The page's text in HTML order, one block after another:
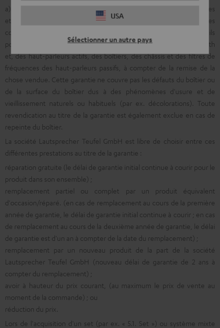
USA
Sélectionner un autre pays
a) Nous vous accordons une garantie de 2 ans pour l'absence de vices
et le bon fonctionnement des appareils électroniques, des
composants électriques et des pièces électriques, des appareils
portables, des casques, des appareils de streaming et/ou Bluetooth
et, des haut-parleurs actifs, des boîtiers, des châssis et des filtres de
fréquences des haut-parleurs passifs, à compter de la remise de la
chose vendue. Cette garantie ne couvre pas les défauts du boîtier ou
de la surface du boîtier dus à des phénomènes d'usure et de
vieillissement naturels ou habituels (par ex. décolorations). Toute
revendication au titre de la garantie est également exclue en cas de
repeinte du boîtier.
La société Lautsprecher Teufel GmbH est libre de choisir entre ces
différentes prestations au titre de la garantie :
réparation gratuite (le délai de garantie initial continue à courir pour le
produit dans son ensemble) ;
remplacement partiel ou complet par un produit équivalent
d'occasion/réparé. (en cas de remplacement au cours de la première
année de garantie, le délai de garantie initial continue à courir ; en cas
de remplacement au cours de la deuxième année de garantie, le délai
de garantie est d'un an à compter de la date du remplacement) ;
remplacement par un nouveau produit de la part de la société
Lautsprecher Teufel GmbH (nouveau délai de garantie de 2 ans à
compter du remplacement) ;
avoir à hauteur du prix courant, (au maximum le prix de vente au
moment de la commande) ; ou
réduction du prix.
Lors de l'acquisition d'un set (par ex. « 5.1. Set ») ou système mixte